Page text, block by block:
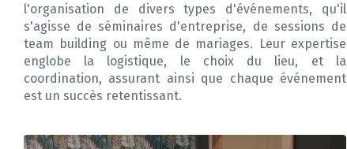
l'organisation de divers types d'événements, qu'il
s'agisse de séminaires d'entreprise, de sessions de
team building ou même de mariages. Leur expertise
englobe la logistique, le choix du lieu, et la
coordination, assurant ainsi que chaque événement
est un succès retentissant.